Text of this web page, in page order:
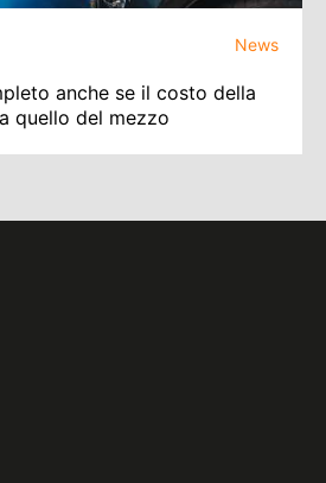
News
anche se il costo della
quello del mezzo